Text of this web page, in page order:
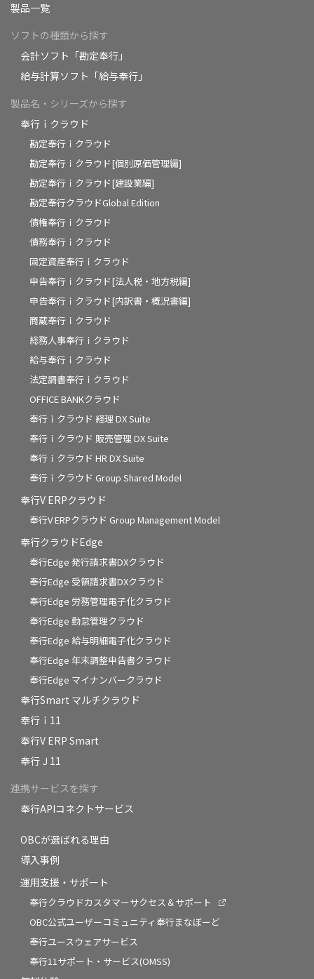
製品一覧
ソフトの種類から探す
会計ソフト「勘定奉行」
給与計算ソフト「給与奉行」
製品名・シリーズから探す
奉行ｉクラウド
勘定奉行ｉクラウド
勘定奉行ｉクラウド[個別原価管理編]
勘定奉行ｉクラウド[建設業編]
勘定奉行クラウドGlobal Edition
債権奉行ｉクラウド
債務奉行ｉクラウド
固定資産奉行ｉクラウド
申告奉行ｉクラウド[法人税・地方税編]
申告奉行ｉクラウド[内訳書・概況書編]
商蔵奉行ｉクラウド
総務人事奉行ｉクラウド
給与奉行ｉクラウド
法定調書奉行ｉクラウド
OFFICE BANKクラウド
奉行ｉクラウド 経理 DX Suite
奉行ｉクラウド 販売管理 DX Suite
奉行ｉクラウド HR DX Suite
奉行ｉクラウド Group Shared Model
奉行V ERPクラウド
奉行V ERPクラウド Group Management Model
奉行クラウドEdge
奉行Edge 発行請求書DXクラウド
奉行Edge 受領請求書DXクラウド
奉行Edge 労務管理電子化クラウド
奉行Edge 勤怠管理クラウド
奉行Edge 給与明細電子化クラウド
奉行Edge 年末調整申告書クラウド
奉行Edge マイナンバークラウド
奉行Smart マルチクラウド
奉行ｉ11
奉行V ERP Smart
奉行Ｊ11
連携サービスを探す
奉行APIコネクトサービス
OBCが選ばれる理由
導入事例
運用支援・サポート
奉行クラウドカスタマーサクセス＆サポート
OBC公式ユーザーコミュニティ奉行まなぼーど
奉行ユースウェアサービス
奉行11サポート・サービス(OMSS)